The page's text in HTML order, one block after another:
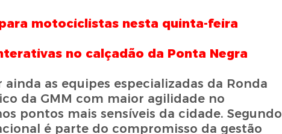
motociclistas nesta quinta-feira
no calçadão da Ponta Negra
as equipes especializadas da Ronda
da GMM com maior agilidade no
pontos mais sensíveis da cidade. Segundo
é parte do compromisso da gestão